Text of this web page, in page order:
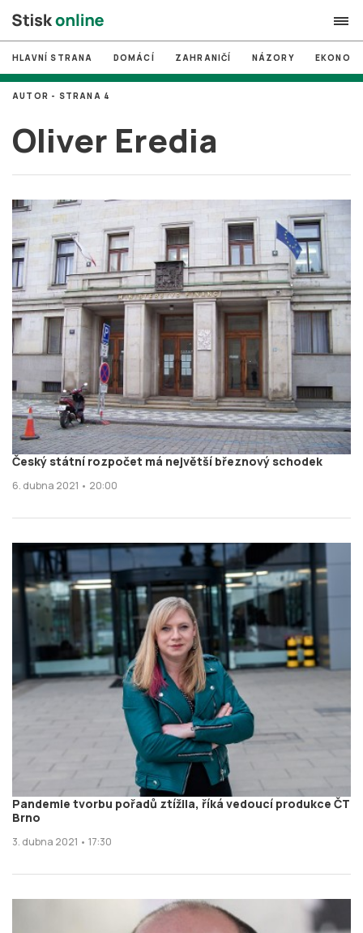
search
# MUNI
# Brno
# volby
login PŘIHLÁSIT SE
Zapomněli jste heslo?
Založit nový účet
HLAVNÍ STRANA DOMÁCÍ ZAHRANIČÍ NÁZORY
Oliver Eredia
AUTOR - STRANA 4
Český státní rozpočet má největší březnový schodek
6. dubna 2021 • 20:00
Pandemie tvorbu pořadů ztížila, říká vedoucí produkce ČT
Brno
3. dubna 2021 • 17:30